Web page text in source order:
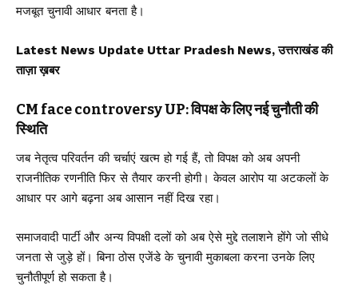
मजबूत चुनावी आधार बनता है।
Latest News Update Uttar Pradesh News, उत्तराखंड की
ताज़ा ख़बर
CM face controversy UP: विपक्ष के लिए नई चुनौती की
स्थिति
जब नेतृत्व परिवर्तन की चर्चाएं खत्म हो गई हैं, तो विपक्ष को अब अपनी
राजनीतिक रणनीति फिर से तैयार करनी होगी। केवल आरोप या अटकलों के
आधार पर आगे बढ़ना अब आसान नहीं दिख रहा।
समाजवादी पार्टी और अन्य विपक्षी दलों को अब ऐसे मुद्दे तलाशने होंगे जो सीधे
जनता से जुड़े हों। बिना ठोस एजेंडे के चुनावी मुकाबला करना उनके लिए
चुनौतीपूर्ण हो सकता है।